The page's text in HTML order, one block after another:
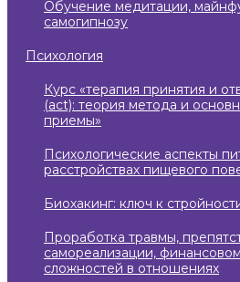
обучение медитации, майнфулнес и
самогипнозу
психология
курс «терапия принятия и ответственности
(act): теория метода и
приемы»
психологические аспекты питания и кпт при
расстройствах пищевого
биохакинг: ключ к
проработка травмы, препятствий к
самореализации,
сложностей в отношениях